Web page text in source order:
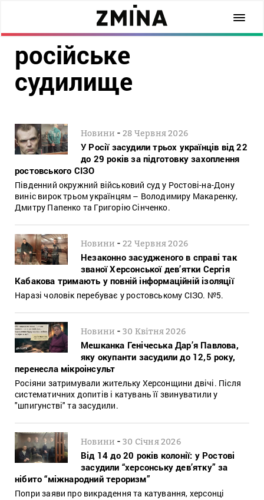
російське
судилище
Новини -28 Червня 2026
У Росії засудили трьох українців від 22
до 29 років за підготовку захоплення
ростовського СІЗО
Південний окружний військовий суд у Ростові-на-Дону
виніс вирок трьом українцям – Володимиру Макаренку,
Дмитру Папенко та Григорію Сінченко.
Новини -22 Червня 2026
Незаконно засудженого в справі так
званої Херсонської дев’ятки Сергія
Кабакова тримають у повній інформаційній ізоляції
Наразі чоловік перебуває у ростовському СІЗО. №5.
Новини -30 Квітня 2026
Мешканка Генічеська Дар’я Павлова,
яку окупанти засудили до 12,5 року,
перенесла мікроінсульт
Росіяни затримували жительку Херсонщини двічі. Після
систематичних допитів і катувань її звинуватили у
"шпигунстві" та засудили.
Новини -30 Січня 2026
Від 14 до 20 років колонії: у Ростові
засудили “херсонську дев’ятку” за
нібито “міжнародний тероризм”
Попри заяви про викрадення та катування, херсонці